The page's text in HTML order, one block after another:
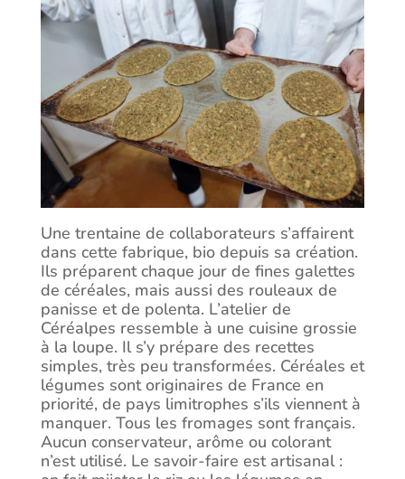
Une trentaine de collaborateurs s’affairent
dans cette fabrique, bio depuis sa création.
Ils préparent chaque jour de fines galettes
de céréales, mais aussi des rouleaux de
panisse et de polenta. L’atelier de
Céréalpes ressemble à une cuisine grossie
à la loupe. Il s’y prépare des recettes
simples, très peu transformées. Céréales et
légumes sont originaires de France en
priorité, de pays limitrophes s’ils viennent à
manquer. Tous les fromages sont français.
Aucun conservateur, arôme ou colorant
n’est utilisé. Le savoir-faire est artisanal :